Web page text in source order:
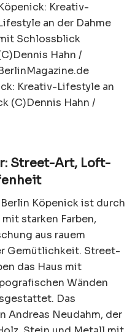
Street-Art, Loft-
Köpenick ist durch
starken Farben,
aus rauem
Gemütlichkeit. Street-
das Haus mit
Wänden
Das
Andreas Neudahm, der